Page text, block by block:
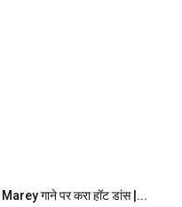
गाने पर करा हॉट डांस |...